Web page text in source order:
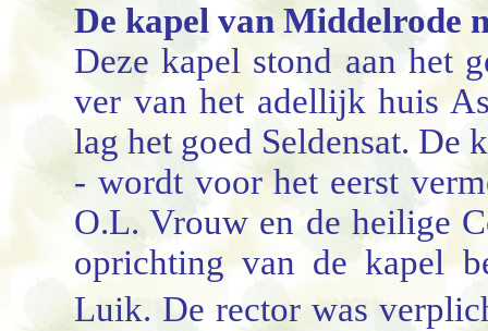
De kapel van Middelrode
Deze kapel stond aan het
ver van het adellijk huis
lag het goed Seldensat. De
- wordt voor het eerst
O.L. Vrouw en de heilige
oprichting van de kapel
Luik. De rector was